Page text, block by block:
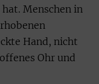
Menschen in
Hand, nicht
Ohr und